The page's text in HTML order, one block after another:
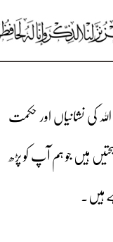
اللہ کی نشانیاں اور حکمت
ہیں جو ہم آپ کو پڑھ
ہیں۔